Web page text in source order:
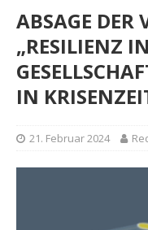
ABSAGE DER
„RESILIENZ
IN
21. Februar 2024